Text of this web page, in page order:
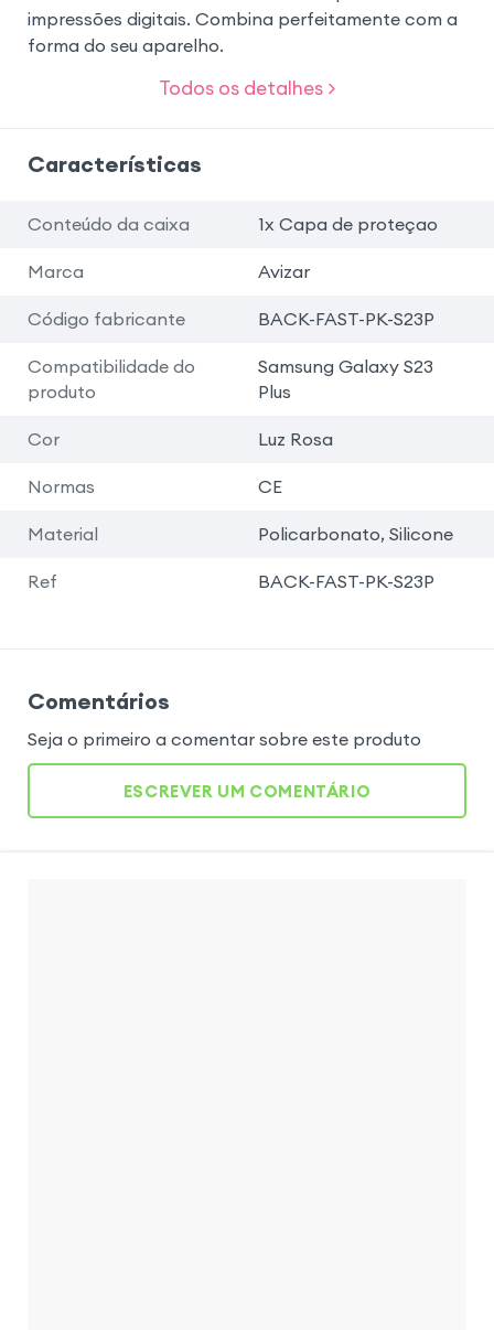
impressões digitais. Combina perfeitamente com a
forma do seu aparelho.
Todos os detalhes >
Características
Conteúdo da caixa 1x Capa de proteçao
Marca Avizar
Código fabricante BACK-FAST-PK-S23P
Compatibilidade do
produto
Samsung Galaxy S23
Plus
Cor Luz Rosa
Normas CE
Material Policarbonato, Silicone
Ref BACK-FAST-PK-S23P
Comentários
Seja o primeiro a comentar sobre este produto
ESCREVER UM COMENTÁRIO